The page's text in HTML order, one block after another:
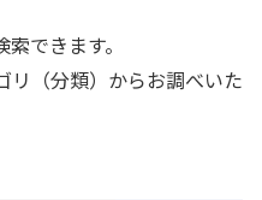
できます。
リ（分類）からお調べいた